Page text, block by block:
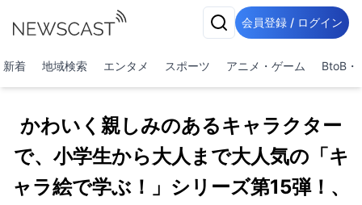
会員登録 / ログイン
新着 地域検索 エンタメ スポーツ アニメ・ゲーム BtoB・
かわいく親しみのあるキャラクター
で、小学生から大人まで大人気の「キ
ャラ絵で学ぶ！」シリーズ第15弾！、